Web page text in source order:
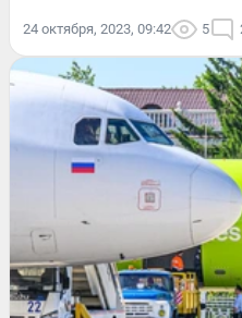
24 октября, 2023, 09:42 5